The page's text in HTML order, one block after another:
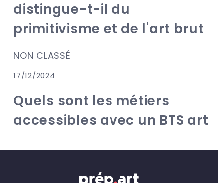
distingue-t-il du
primitivisme et de l'art brut
NON CLASSÉ
17/12/2024
Quels sont les métiers
accessibles avec un BTS art